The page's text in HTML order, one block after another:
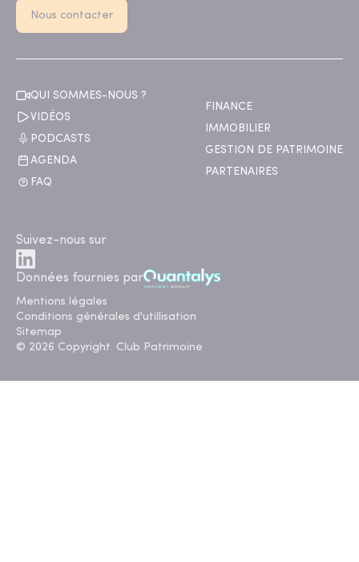
Nous contacter
QUI SOMMES-NOUS ?
VIDÉOS
PODCASTS
AGENDA
FAQ
FINANCE
IMMOBILIER
GESTION DE PATRIMOINE
PARTENAIRES
Suivez-nous sur
Données fournies par
Mentions légales
Conditions générales d'utillisation
Sitemap
© 2026 Copyright. Club Patrimoine